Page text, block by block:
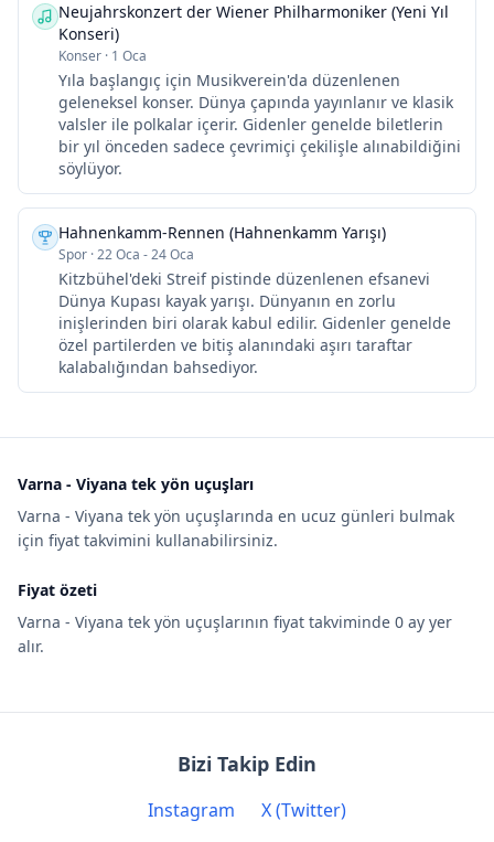
Neujahrskonzert der Wiener Philharmoniker (Yeni Yıl
Konseri)
Konser · 1 Oca
Yıla başlangıç için Musikverein'da düzenlenen
geleneksel konser. Dünya çapında yayınlanır ve klasik
valsler ile polkalar içerir. Gidenler genelde biletlerin
bir yıl önceden sadece çevrimiçi çekilişle alınabildiğini
söylüyor.
Hahnenkamm-Rennen (Hahnenkamm Yarışı)
Spor ·22 Oca - 24 Oca
Kitzbühel'deki Streif pistinde düzenlenen efsanevi
Dünya Kupası kayak yarışı. Dünyanın en zorlu
inişlerinden biri olarak kabul edilir. Gidenler genelde
özel partilerden ve bitiş alanındaki aşırı taraftar
kalabalığından bahsediyor.
Varna - Viyana tek yön uçuşları
Varna - Viyana tek yön uçuşlarında en ucuz günleri bulmak
için fiyat takvimini kullanabilirsiniz.
Fiyat özeti
Varna - Viyana tek yön uçuşlarının fiyat takviminde 0 ay yer
alır.
Bizi Takip Edin
Instagram X (Twitter)